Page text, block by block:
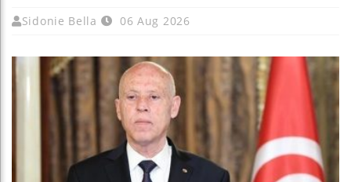
Sidonie Bella 06 Aug 2026